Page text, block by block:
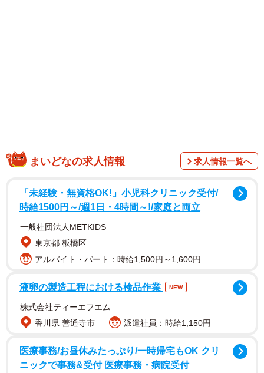
また下からのアングルでMカップのバストにピントを合わ
いベビーフェイスに向けて、ズームインでシャッターを切
り、透き通った瞳とぷっくりリップに接近。グラビアンた
まいどなの求人情報 求人情報一覧へ
「未経験・無資格OK!」小児科クリニック受付/
時給1500円～/週1日・4時間～!/家庭と両立
一般社団法人METKIDS
東京都 板橋区
アルバイト・パート：時給1,500円～1,600円
液卵の製造工程における検品作業 NEW
株式会社ティーエフエム
香川県 善通寺市
派遣社員：時給1,150円
医療事務/お昼休みたっぷり/一時帰宅もOK クリ
ニックで事務&受付 医療事務・病院受付